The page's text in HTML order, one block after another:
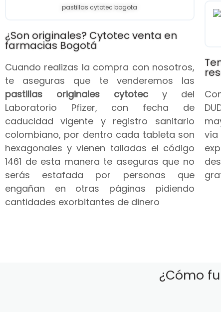
pastillas cytotec bogota
¿Son originales? Cytotec venta en
farmacias Bogotá
Cuando realizas la compra con nosotros,
te aseguras que te venderemos las
pastillas originales cytotec y del
Laboratorio Pfizer, con fecha de
caducidad vigente y registro sanitario
colombiano, por dentro cada tableta son
hexagonales y vienen talladas el código
1461 de esta manera te aseguras que no
serás estafada por personas que
engañan en otras páginas pidiendo
cantidades exorbitantes de dinero
vía
¿Cómo